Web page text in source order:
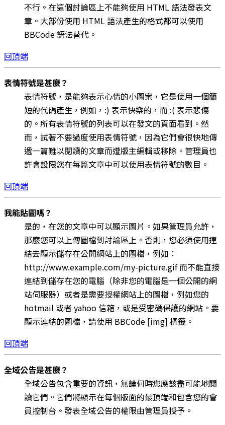
不行。在這個討論區上不能夠使用 HTML 語法發表文
章。大部份使用 HTML 語法產生的格式都可以使用
BBCode 語法替代。
回頂端
表情符號是甚麼？
表情符號，是能夠表示心情的小圖案，它是使用一個簡
短的代碼產生，例如，:) 表示快樂的，而 :( 表示悲傷
的。所有表情符號的列表可以在發文的頁面看到。然
而，試著不要過度使用表情符號，因為它們會很快地傳
遞一篇難以閱讀的文章而遭版主編輯或移除。管理員也
許會設限您在每篇文章中可以使用表情符號的數目。
回頂端
我能貼圖嗎？
是的，在您的文章中可以顯示圖片。如果管理員允許，
那麼您可以上傳圖檔到討論區上。否則，您必須使用連
結去顯示儲存在公開網站上的圖檔，例如：
http://www.example.com/my-picture.gif 而不能直接
連結到儲存在您的電腦（除非您的電腦是一個公開的網
站伺服器）或者是需要授權網站上的圖檔，例如您的
hotmail 或者 yahoo 信箱，或是受密碼保護的網站。要
顯示連結的圖檔，請使用 BBCode [img] 標籤。
回頂端
全域公告是甚麼？
全域公告包含重要的資訊，無論何時您應該盡可能地閱
讀它們。它們將顯示在每個版面的最頂端和包含您的會
員控制台。發表全域公告的權限由管理員授予。